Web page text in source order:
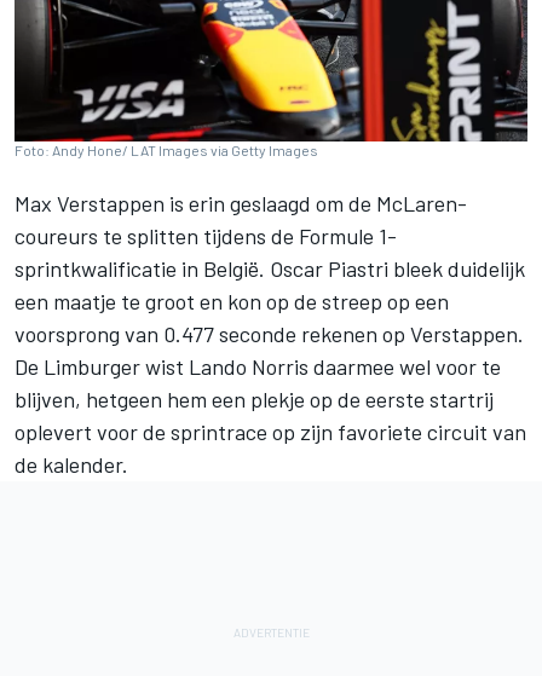
Foto: Andy Hone/ LAT Images via Getty Images
Max Verstappen is erin geslaagd om de McLaren-
coureurs te splitten tijdens de Formule 1-
sprintkwalificatie in België. Oscar Piastri bleek duidelijk
een maatje te groot en kon op de streep op een
voorsprong van 0.477 seconde rekenen op Verstappen.
De Limburger wist Lando Norris daarmee wel voor te
blijven, hetgeen hem een plekje op de eerste startrij
oplevert voor de sprintrace op zijn favoriete circuit van
de kalender.